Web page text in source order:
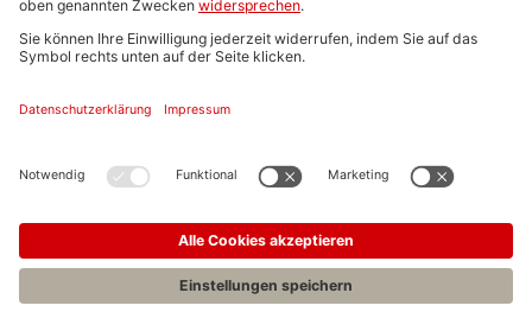
FAQs
Impressum
Stellenangebote C.H.BECK